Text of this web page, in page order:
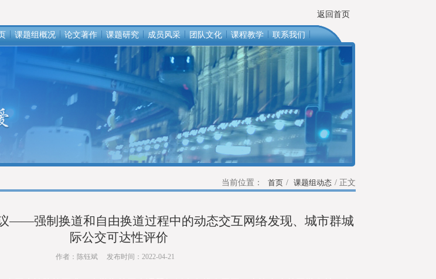
返回首页
课题组概况 论文著作 课题研究 成员风采 团队文化 课程教学 联系我们
当前位置： 首页 / 课题组动态 / 正文
——强制换道和自由换道过程中的动态交互网络发现、城市群城
际公交可达性评价
作者：陈钰斌 发布时间：2022-04-21